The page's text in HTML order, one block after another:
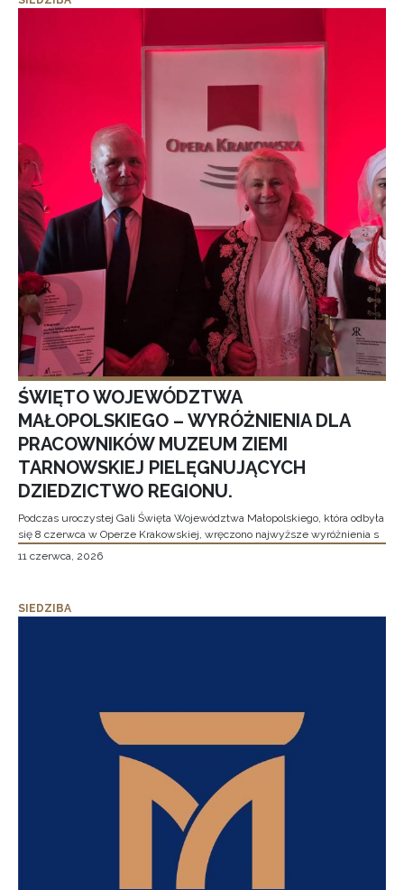
ŚWIĘTO WOJEWÓDZTWA
MAŁOPOLSKIEGO – WYRÓŻNIENIA DLA
PRACOWNIKÓW MUZEUM ZIEMI
TARNOWSKIEJ PIELĘGNUJĄCYCH
DZIEDZICTWO REGIONU.
Podczas uroczystej Gali Święta Województwa Małopolskiego, która odbyła
się 8 czerwca w Operze Krakowskiej, wręczono najwyższe wyróżnienia s
11 czerwca, 2026
SIEDZIBA